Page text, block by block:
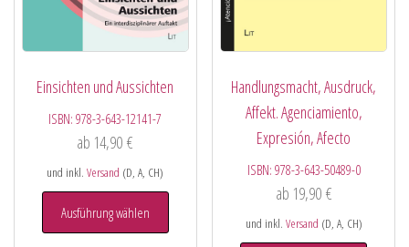
Einsichten und Aussichten
ISBN:978-3-643-12141-7
ab 14,90€
und inkl.Versand (D, A, CH)
Ausführung wählen
Handlungsmacht, Ausdruck,
Affekt. Agenciamiento,
Expresión, Afecto
ISBN: 978-3-643-50489-0
ab 19,90 €
und inkl. Versand (D, A, CH)